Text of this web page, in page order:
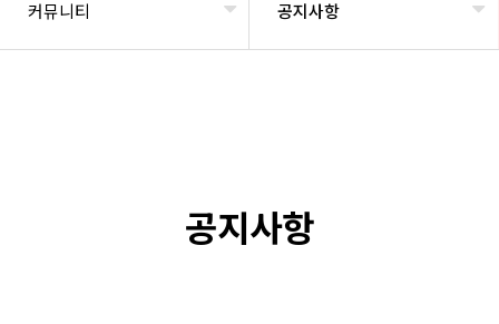
커뮤니티 공지사항
공지사항